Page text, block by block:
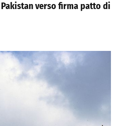
verso firma patto di